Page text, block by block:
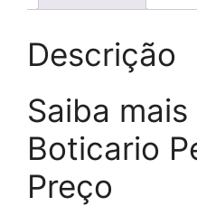
Descrição
Saiba mais
Boticario
Preço